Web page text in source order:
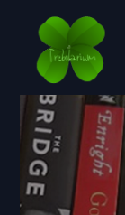
content